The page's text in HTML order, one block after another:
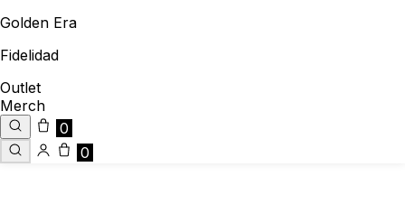
Golden Era
Fidelidad
Outlet
Merch
0
0